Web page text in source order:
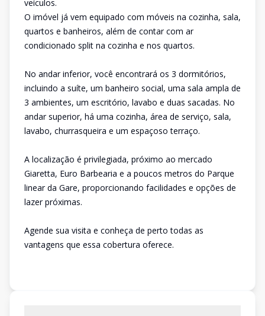
veículos.
O imóvel já vem equipado com móveis na cozinha, sala,
quartos e banheiros, além de contar com ar
condicionado split na cozinha e nos quartos.
No andar inferior, você encontrará os 3 dormitórios,
incluindo a suíte, um banheiro social, uma sala ampla de
3 ambientes, um escritório, lavabo e duas sacadas. No
andar superior, há uma cozinha, área de serviço, sala,
lavabo, churrasqueira e um espaçoso terraço.
A localização é privilegiada, próximo ao mercado
Giaretta, Euro Barbearia e a poucos metros do Parque
linear da Gare, proporcionando facilidades e opções de
lazer próximas.
Agende sua visita e conheça de perto todas as
vantagens que essa cobertura oferece.